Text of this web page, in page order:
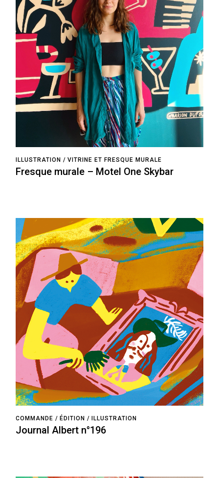
ILLUSTRATION VITRINE ET FRESQUE MURALE
Fresque murale – Motel One Skybar
COMMANDE ÉDITION ILLUSTRATION
Journal Albert n°196